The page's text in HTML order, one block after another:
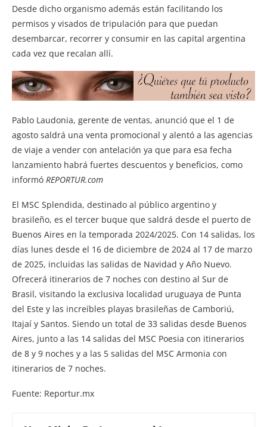
Desde dicho organismo además están facilitando los
permisos y visados de tripulación para que puedan
desembarcar, recorrer y consumir en las capital argentina
cada vez que recalan allí.
Pablo Laudonia, gerente de ventas, anunció que el 1 de
agosto saldrá una venta promocional y alentó a las agencias
de viaje a vender con antelación ya que para esa fecha
lanzamiento habrá fuertes descuentos y beneficios, como
informó REPORTUR.com
El MSC Splendida, destinado al público argentino y
brasileño, es el tercer buque que saldrá desde el puerto de
Buenos Aires en la temporada 2024/2025. Con 14 salidas, los
días lunes desde el 16 de diciembre de 2024 al 17 de marzo
de 2025, incluidas las salidas de Navidad y Año Nuevo.
Ofrecerá itinerarios de 7 noches con destino al Sur de
Brasil, visitando la exclusiva localidad uruguaya de Punta
del Este y las increíbles playas brasileñas de Camboriú,
Itajaí y Santos. Siendo un total de 33 salidas desde Buenos
Aires, junto a las 14 salidas del MSC Poesia con itinerarios
de 8 y 9 noches y a las 5 salidas del MSC Armonia con
itinerarios de 7 noches.
Fuente: Reportur.mx